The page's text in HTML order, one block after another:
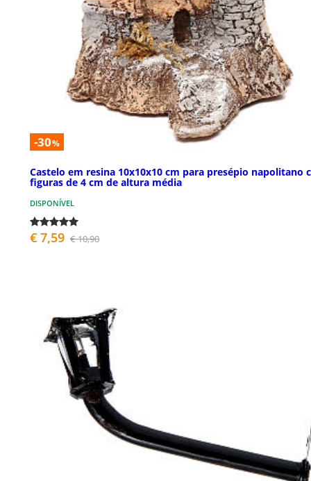
-30%
Castelo em resina 10x10x10 cm para presépio napolitano
figuras de 4 cm de altura média
DISPONÍVEL
€ 7,59 € 10,90